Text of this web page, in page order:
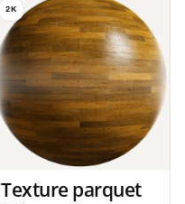
2K
Texture parquet